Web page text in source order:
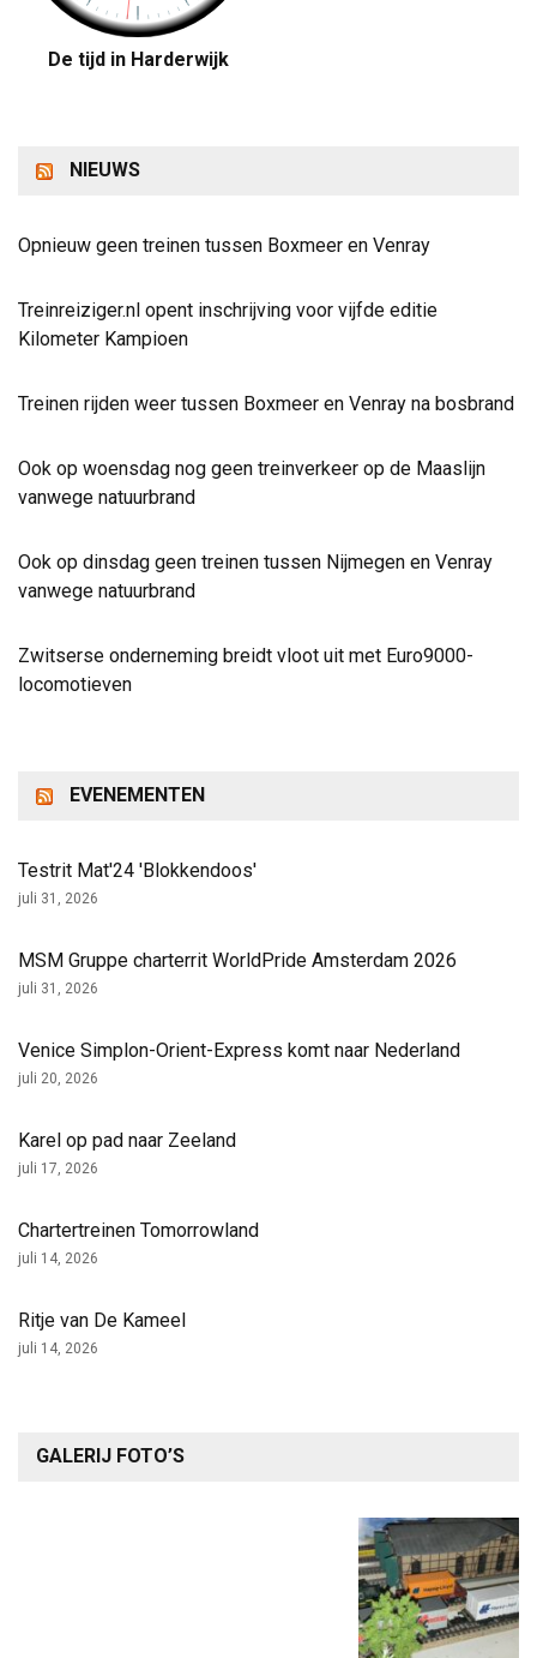
De tijd in Harderwijk
NIEUWS
Opnieuw geen treinen tussen Boxmeer en Venray
Treinreiziger.nl opent inschrijving voor vijfde editie
Kilometer Kampioen
Treinen rijden weer tussen Boxmeer en Venray na bosbrand
Ook op woensdag nog geen treinverkeer op de Maaslijn
vanwege natuurbrand
Ook op dinsdag geen treinen tussen Nijmegen en Venray
vanwege natuurbrand
Zwitserse onderneming breidt vloot uit met Euro9000-
locomotieven
EVENEMENTEN
Testrit Mat'24 'Blokkendoos'
juli 31, 2026
MSM Gruppe charterrit WorldPride Amsterdam 2026
juli 31, 2026
Venice Simplon-Orient-Express komt naar Nederland
juli 20, 2026
Karel op pad naar Zeeland
juli 17, 2026
Chartertreinen Tomorrowland
juli 14, 2026
Ritje van De Kameel
juli 14, 2026
GALERIJ FOTO’S